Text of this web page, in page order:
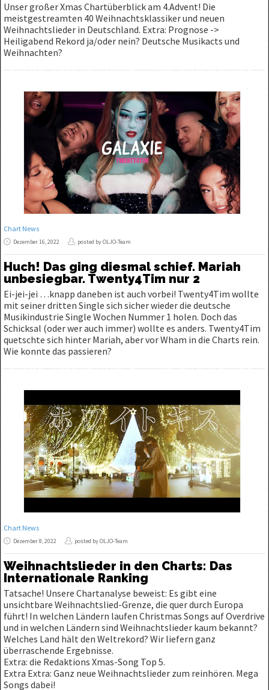
Unser großer Xmas Chartüberblick am 4.Advent! Die
meistgestreamten 40 Weihnachtsklassiker und neuen
Weihnachtslieder in Deutschland. Extra: Prognose ->
Heiligabend Rekord ja/oder nein? Deutsche Musikacts und
Weihnachten?
Chart News
Dezember 16, 2022 posted by OLJO-Team
Huch! Das ging diesmal schief. Mariah
unbesiegbar. Twenty4Tim nur 2
Ei-jei-jei …knapp daneben ist auch vorbei! Twenty4Tim wollte
mit seiner dritten Single sich sicher wieder die deutsche
Musikindustrie Single Wochen Nummer 1 holen. Doch das
Schicksal (oder wer auch immer) wollte es anders. Twenty4Tim
quetschte sich hinter Mariah, aber vor Wham in die Charts rein.
Wie konnte das passieren?
Chart News
Dezember 8, 2022 posted by OLJO-Team
Weihnachtslieder in den Charts: Das
Internationale Ranking
Tatsache! Unsere Chartanalyse beweist: Es gibt eine
unsichtbare Weihnachtslied-Grenze, die quer durch Europa
führt! In welchen Ländern laufen Christmas Songs auf Overdrive
und in welchen Ländern sind Weihnachtslieder kaum bekannt?
Welches Land hält den Weltrekord? Wir liefern ganz
überraschende Ergebnisse.
Extra: die Redaktions Xmas-Song Top 5.
Extra Extra: Ganz neue Weihnachtslieder zum reinhören. Mega
Songs dabei!